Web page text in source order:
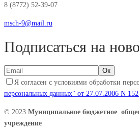
8 (8772) 52-39-07
msch-9@mail.ru
Подписаться на
Я согласен с условиями обработки
персональных данных" от 27.07.2006 N
© 2023 Муниципальное бюджетное
учреждение